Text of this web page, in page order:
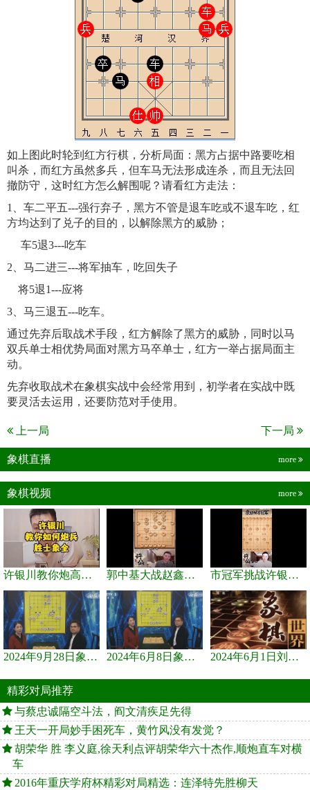
如上图此时轮到红方行棋，分析局面：黑方占据中路要吃相
叫杀，而红方虽然多兵，但车马无法形成连杀，而且无法回
撤防守，这时红方怎么解围呢？请看红方走法：
1、车二平五---强行弃子，黑方不管是退车吃或不退车吃，红
方均达到了兑子的目的，以解除黑方的威胁；
车5退3---吃车
2、马二进三---将军抽车，吃回失子
将5退1---应将
3、马三退五---吃车。
通过先弃后取战术手段，红方解除了黑方的威胁，同时以马
双兵单士相优势局面对黑方马卒单士，红方一举占据局面主
动。
先弃收取战术在象棋实战中会经常用到，初学者在实战中既
要灵活去运用，还要防范对手使用。
上一局 下一局
象棋直播 more
象棋视频 more
许银川教你炮高兵士象全如何赢士象全，简单四步即可 郭中基大战赵鑫鑫，许银川激情讲解 市冠军挑战许银川，急进中兵变化真激烈！
2024年9月28日象棋世界栏目，刘君、蒋川讲解了第九届杨官璘杯象棋... 2024年6月8日象棋世界，刘君、蒋川讲解了第九届杨官璘杯全国象棋... 2024年6月1日刘君、蒋川讲解第三届上海杯象棋大师赛谢靖与李少庚...
精彩对局推荐
与蔡忠诚隔空斗法，阎文清疾足先得
王天一开局妙手困死车，黄竹风没有发觉？
胡荣华 胜 李义庭,徐天利点评胡荣华六十杰作,顺炮直车对横
车
2016年重庆学府杯精彩对局精选：连泽特先胜柳天